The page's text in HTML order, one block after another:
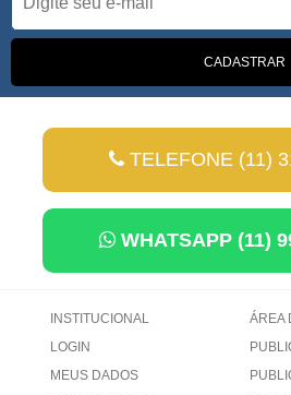
TELEFONE (11)
WHATSAPP (11)
INSTITUCIONAL
LOGIN
MEUS DADOS
ÁREA